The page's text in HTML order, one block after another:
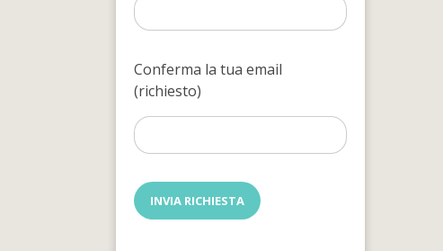
Conferma la tua email
(richiesto)